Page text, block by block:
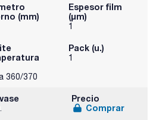
(mm)
Espesor film
(µm)
1
360/370
Pack (u.)
1
Precio
Comprar